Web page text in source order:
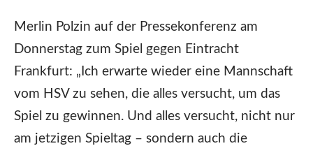
Merlin Polzin auf der Pressekonferenz am
Donnerstag zum Spiel gegen Eintracht
Frankfurt: „Ich erwarte wieder eine Mannschaft
vom HSV zu sehen, die alles versucht, um das
Spiel zu gewinnen. Und alles versucht, nicht nur
am jetzigen Spieltag – sondern auch die